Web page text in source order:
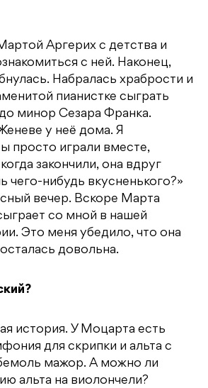
Аргерих с детства и
с ней. Наконец,
Набралась храбрости и
пианистке сыграть
минор Сезара Франка.
у неё дома. Я
просто играли вместе,
закончили, она вдруг
чего-нибудь вкусненького?»
вечер. Вскоре Марта
со мной в нашей
Это меня убедило, что она
довольна.
история. У Моцарта есть
для скрипки и альта с
мажор. А можно ли
альта на виолончели?